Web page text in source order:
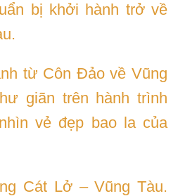
bị khởi hành trở về
từ Côn Đảo về Vũng
giãn trên hành trình
vẻ đẹp bao la của
Cát Lở – Vũng Tàu.